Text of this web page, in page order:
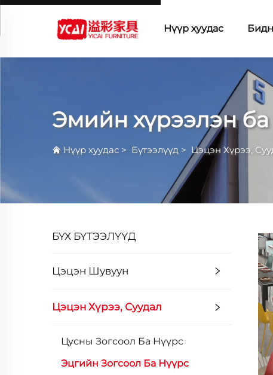
Нүүр хуудас
Эмийн хүрээлэн
Нүүр хуудас > Бүтээлүүд > Цэцэн Хүрээ,
БҮХ БҮТЭЭЛҮҮД
Цэцэн Шувуун
Цэцэн Хүрээ, Суудал
Цусны Зогсоол Ба Нүүрс
Эцгийн Зогсоол Ба Нүүрс